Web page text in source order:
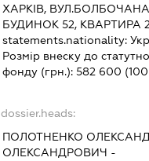
ХАРКІВ,
БУДИНОК 52, КВАРТИРА
statements.nationality:
Розмір внеску до
фонду (грн.):582 600
dossier.heads:
ПОЛОТНЕНКО
ОЛЕКСАНДРОВИЧ -